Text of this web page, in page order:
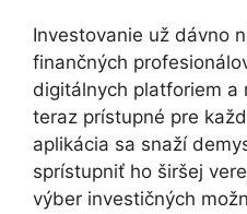
Investovanie už dávno
finančných
digitálnych platforiem a
teraz prístupné pre
aplikácia sa snaží
sprístupniť ho širšej
výber investičných